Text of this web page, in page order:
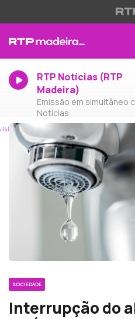
RTP Notícias (RTP
Madeira)
Emissão em simultâneo
Notícias
SOCIEDADE
Interrupção do